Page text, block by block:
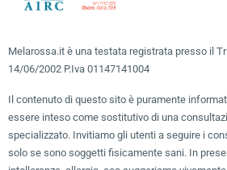
Melarossa.it è una testata registrata presso il
14/06/2002 P.Iva 01147141004
Il contenuto di questo sito è puramente
essere inteso come sostitutivo di una
specializzato. Invitiamo gli utenti a seguire i
solo se sono soggetti fisicamente sani. In